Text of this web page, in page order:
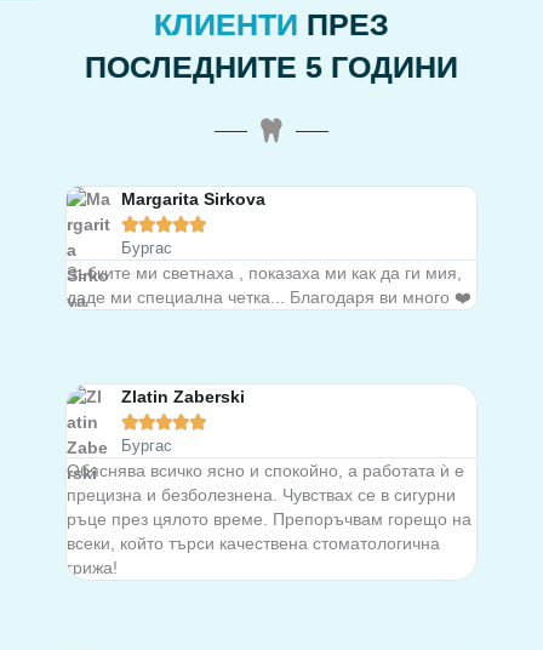
КЛИЕНТИ ПРЕЗ
ПОСЛЕДНИТЕ 5 ГОДИНИ
Margarita Sirkova

Бургас
Зъбките ми светнаха , показаха ми как да ги мия,
даде ми специална четка... Благодаря ви много ❤️
Zlatin Zaberski

Бургас
Обяснява всичко ясно и спокойно, а работата ѝ е
прецизна и безболезнена. Чувствах се в сигурни
ръце през цялото време. Препоръчвам горещо на
всеки, който търси качествена стоматологична
грижа!